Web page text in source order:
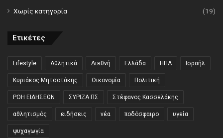
Χωρίς κατηγορία
(19)
Ετικέτες
Lifestyle Αθλητικά Διεθνή Ελλάδα ΗΠΑ Ισραήλ
Κυριάκος Μητσοτάκης Οικονομία Πολιτική
ΡΟΗ ΕΙΔΗΣΕΩΝ ΣΥΡΙΖΑ ΠΣ Στέφανος Κασσελάκης
αθλητισμός ειδήσεις νέα ποδόσφαιρο υγεία
ψυχαγωγία